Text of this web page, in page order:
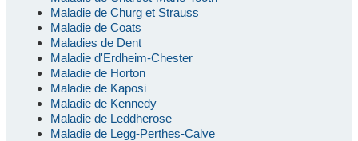
Maladie de Churg et Strauss
Maladie de Coats
Maladies de Dent
Maladie d'Erdheim-Chester
Maladie de Horton
Maladie de Kaposi
Maladie de Kennedy
Maladie de Leddherose
Maladie de Legg-Perthes-Calve